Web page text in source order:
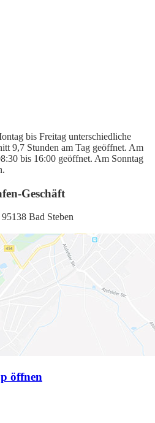
bis Freitag unterschiedliche
9,7 Stunden am Tag geöffnet. Am
bis 16:00 geöffnet. Am Sonntag
Geschäft
Bad Steben
öffnen